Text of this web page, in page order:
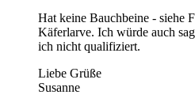
Hat keine Bauchbeine - siehe
Käferlarve. Ich würde auch
ich nicht qualifiziert.
Liebe Grüße
Susanne